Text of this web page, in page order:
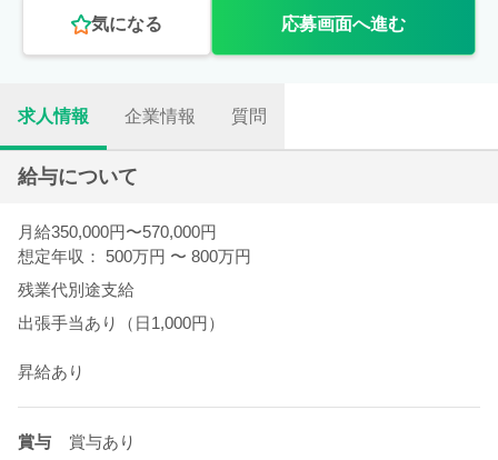
気になる 応募画面へ進む
求人情報 企業情報 質問
給与について
月給350,000円〜570,000円
想定年収： 500万円 〜 800万円
残業代別途支給
出張手当あり（日1,000円）
昇給あり
賞与
賞与あり